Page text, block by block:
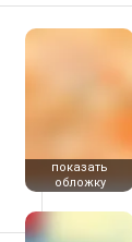
показать
обложку